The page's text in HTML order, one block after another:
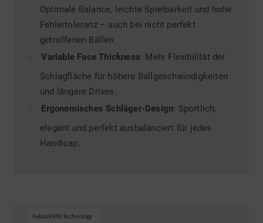
Optimale Balance, leichte Spielbarkeit und hohe
Fehlertoleranz – auch bei nicht perfekt
getroffenen Bällen.
Variable Face Thickness: Mehr Flexibilität der
Schlagfläche für höhere Ballgeschwindigkeiten
und längere Drives.
Ergonomisches Schläger-Design: Sportlich,
elegant und perfekt ausbalanciert für jedes
Handicap.